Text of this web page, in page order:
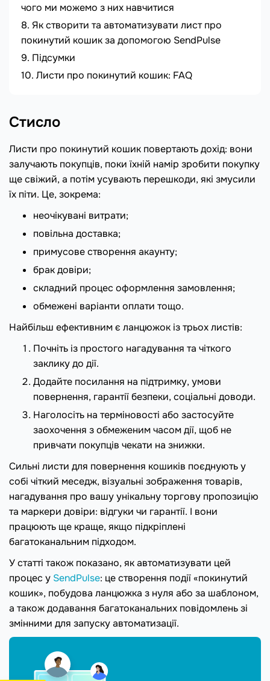
чого ми можемо з них навчитися
Як створити та автоматизувати лист про
покинутий кошик за допомогою SendPulse
Підсумки
Листи про покинутий кошик: FAQ
Стисло
Листи про покинутий кошик повертають дохід: вони
залучають покупців, поки їхній намір зробити покупку
ще свіжий, а потім усувають перешкоди, які змусили
їх піти. Це, зокрема:
неочікувані витрати;
повільна доставка;
примусове створення акаунту;
брак довіри;
складний процес оформлення замовлення;
обмежені варіанти оплати тощо.
Найбільш ефективним є ланцюжок із трьох листів:
Почніть із простого нагадування та чіткого
заклику до дії.
Додайте посилання на підтримку, умови
повернення, гарантії безпеки, соціальні доводи.
Наголосіть на терміновості або застосуйте
заохочення з обмеженим часом дії, щоб не
привчати покупців чекати на знижки.
Сильні листи для повернення кошиків поєднують у
собі чіткий меседж, візуальні зображення товарів,
нагадування про вашу унікальну торгову пропозицію
та маркери довіри: відгуки чи гарантії. І вони
працюють ще краще, якщо підкріплені
багатоканальним підходом.
У статті також показано, як автоматизувати цей
процес у SendPulse: це створення події «покинутий
кошик», побудова ланцюжка з нуля або за шаблоном,
а також додавання багатоканальних повідомлень зі
змінними для запуску автоматизації.